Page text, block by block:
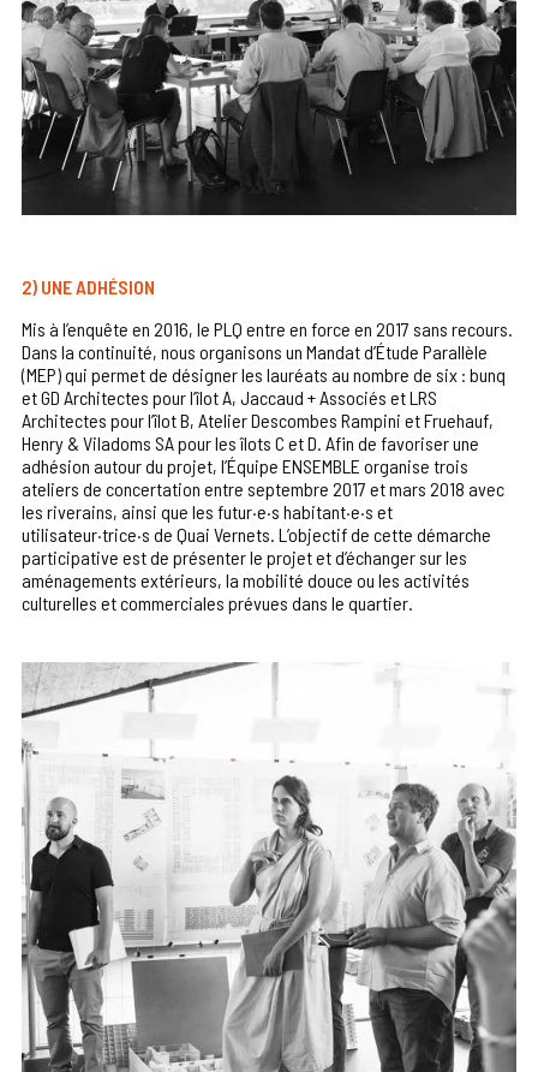
2) UNE ADHÉSION
Mis à l’enquête en 2016, le PLQ entre en force en 2017 sans recours.
Dans la continuité, nous organisons un Mandat d’Étude Parallèle
(MEP) qui permet de désigner les lauréats au nombre de six : bunq
et GD Architectes pour l’îlot A, Jaccaud + Associés et LRS
Architectes pour l’îlot B, Atelier Descombes Rampini et Fruehauf,
Henry & Viladoms SA pour les îlots C et D. Afin de favoriser une
adhésion autour du projet, l’Équipe ENSEMBLE organise trois
ateliers de concertation entre septembre 2017 et mars 2018 avec
les riverains, ainsi que les futur·e·s habitant·e·s et
utilisateur·trice·s de Quai Vernets. L’objectif de cette démarche
participative est de présenter le projet et d’échanger sur les
aménagements extérieurs, la mobilité douce ou les activités
culturelles et commerciales prévues dans le quartier.